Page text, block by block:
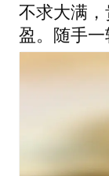
不求大满
盈。随手